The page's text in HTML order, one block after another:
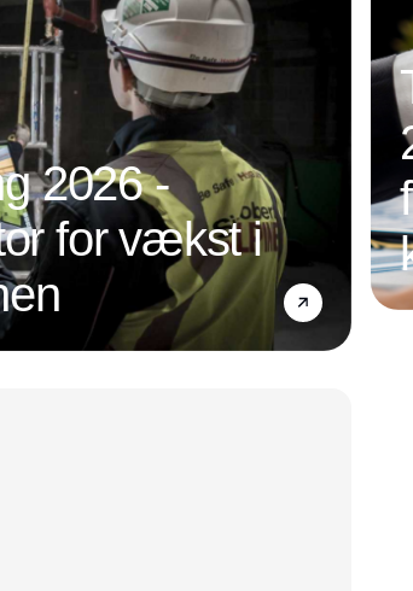
2026 -
for vækst i